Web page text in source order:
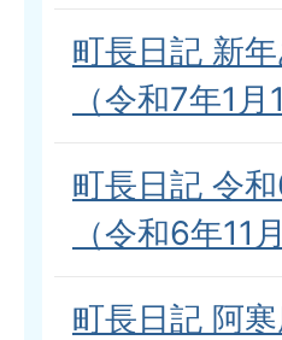
町長日記 新
（令和7年1月
町長日記 令
（令和6年11
町長日記 阿